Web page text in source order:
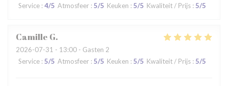
Service : 4/5 Atmosfeer : 5/5 Keuken : 5/5 Kwaliteit / Prijs : 5/5
Camille G
2026-07-31 - 13:00 - Gasten 2
Service : 5/5 Atmosfeer : 5/5 Keuken : 5/5 Kwaliteit / Prijs : 5/5